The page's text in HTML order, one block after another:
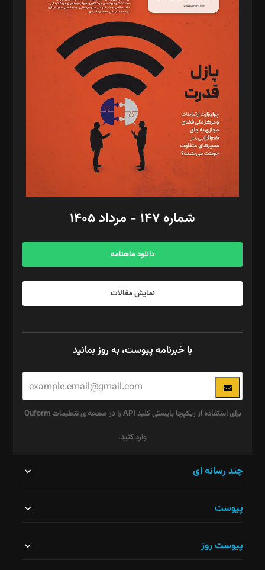
د‌بیر حقوق فناوری: حسام‌الدین ایپکچی
د‌بیر پیوست جهان: مینا پاکدل
د‌بیر تحریریه آنلاین: بابک نقاش
تحریریه‌: مجتبی محمود‌ی، آرش برهمند، یسنا امان‌پور، سروش کرمیان،
مصطفی مسجدی آرانی، ابوالفضل رجبی، زهرا فکرانه، فائزه فتحی
رستمی،مصطفی باستان
ویرایش: نگار استاد‌‌آقا
طراح یونیفرم: مجید توکلی
فیلمبرداری و عکاسی: امیر شفیعی، مانی لطفی زاده
گرافیک و صفحه‌آرایی: سید‌سبحان‌علی ثابت
مد‌یر توسعه تجاری: کامبیز برید‌
امور مالی: شاپور رهبری، محمد‌ کاظمی‌نیا
آگهی و مشترکین: ۰۹۱۹۹۹۹۰۴۵۴
شماره ۱۴۷ - مرداد ۱۴۰۵
دانلود ماهنامه
نمایش مقالات
با خبرنامه پیوست، به روز بمانید
برای استفاده از ریکپچا بایستی کلید API را در صفحه ی تنظیمات Quform
وارد کنید.
نباید
چند رسانه ای
پیوست
پیوست روز